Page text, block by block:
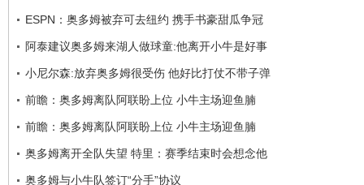
ESPN：奥多姆被弃可去纽约 携手书豪甜瓜争冠
阿泰建议奥多姆来湖人做球童:他离开小牛是好事
小尼尔森:放弃奥多姆很受伤 他好比打仗不带子弹
前瞻：奥多姆离队阿联盼上位 小牛主场迎鱼腩
前瞻：奥多姆离队阿联盼上位 小牛主场迎鱼腩
奥多姆离开全队失望 特里：赛季结束时会想念他
奥多姆与小牛队签订“分手”协议